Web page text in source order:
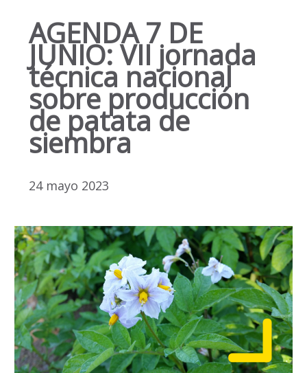
AGENDA 7 DE
JUNIO: VII jornada
técnica nacional
sobre producción
de patata de
siembra
24 mayo 2023